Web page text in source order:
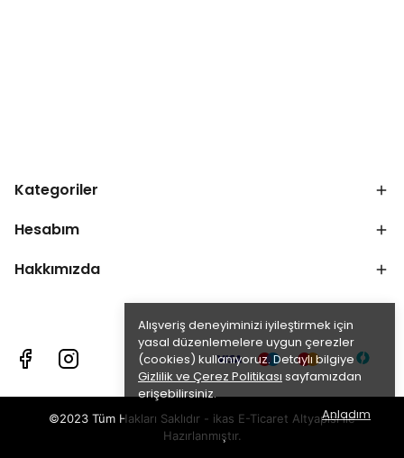
Alışveriş deneyiminizi iyileştirmek için
yasal düzenlemelere uygun çerezler
(cookies) kullanıyoruz. Detaylı bilgiye
Gizlilik ve Çerez Politikası sayfamızdan
erişebilirsiniz.
Anladım
Kategoriler
Hesabım
Hakkımızda
©2023 Tüm Hakları Saklıdır - ikas E-Ticaret Altyapısı ile
Hazırlanmıştır.